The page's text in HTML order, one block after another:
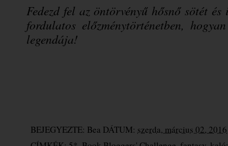
Fedezd fel az öntörvényű hősnő sötét
fordulatos előzménytörténetben,
legendája!
BEJEGYEZTE: Bea DÁTUM: szerda, március 02, 2016